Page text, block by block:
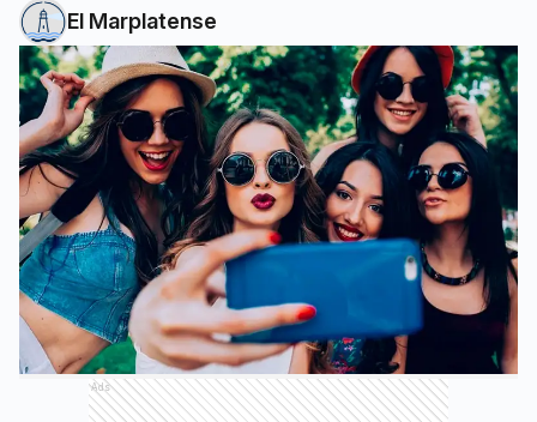
El Marplatense
Ads